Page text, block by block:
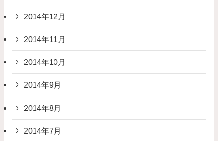
2014年12月
2014年11月
2014年10月
2014年9月
2014年8月
2014年7月